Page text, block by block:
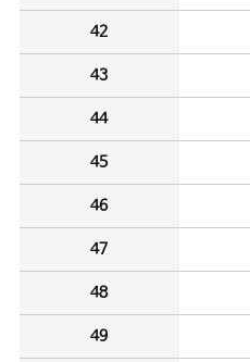
42
43
44
45
46
47
48
49